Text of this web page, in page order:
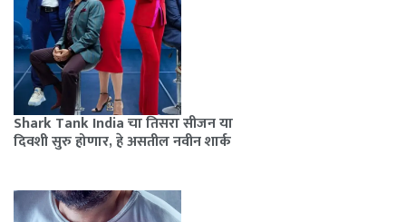
Shark Tank India चा तिसरा सीजन या
दिवशी सुरु होणार, हे असतील नवीन शार्क